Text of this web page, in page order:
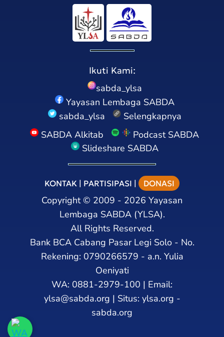
Ikuti Kami:
sabda_ylsa
Yayasan Lembaga SABDA
sabda_ylsa
Selengkapnya
SABDA Alkitab
Podcast SABDA
Slideshare SABDA
KONTAK | PARTISIPASI | DONASI
Copyright© 2009 - 2026 Yayasan
Lembaga SABDA (YLSA).
All Rights Reserved.
Bank BCA Cabang Pasar Legi Solo - No.
Rekening: 0790266579 - a.n. Yulia
Oeniyati
WA: 0881-2979-100 | Email:
ylsa@sabda.org | Situs: ylsa.org -
sabda.org